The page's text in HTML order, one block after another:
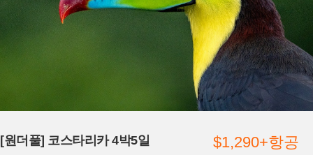
[원더풀] 코스타리카 4박5일 $1,290+항공